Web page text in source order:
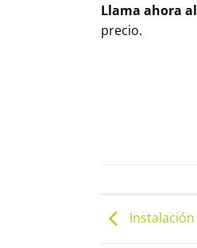
Llama ahora al
precio.